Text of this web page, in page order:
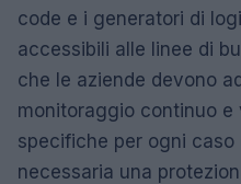
code e i generatori di
accessibili alle linee di
che le aziende devono
monitoraggio continuo
specifiche per ogni caso
necessaria una